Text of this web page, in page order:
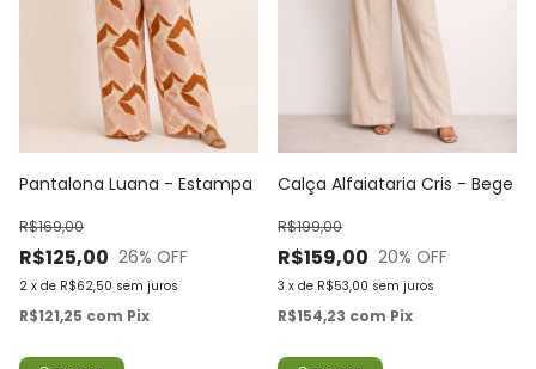
Pantalona Luana - Estampa
R$125,00
R$169,00
26% OFF
2 x de R$62,50 sem juros
R$121,25 com Pix
Calça Alfaiataria Cris - Bege
R$159,00
R$199,00
20% OFF
3 x de R$53,00 sem juros
R$154,23 com Pix